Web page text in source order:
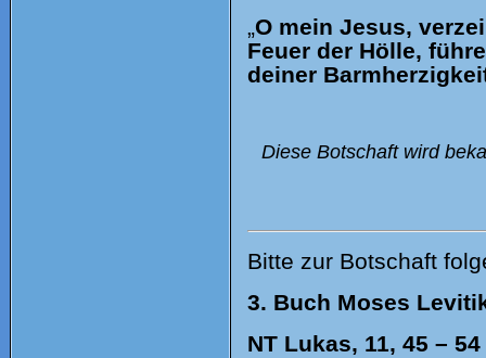
„O mein Jesus,
Feuer der Hölle,
deiner
Diese Botschaft wird
Bitte zur Botschaft
3. Buch Moses
NT Lukas, 11, 45 –